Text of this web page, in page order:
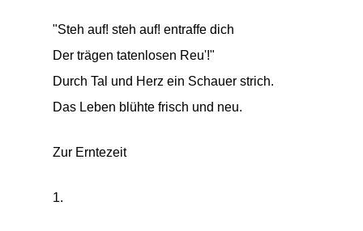
"Steh auf! steh auf! entraffe dich
Der trägen tatenlosen Reu'!"
Durch Tal und Herz ein Schauer strich.
Das Leben blühte frisch und neu.
Zur Erntezeit
1.